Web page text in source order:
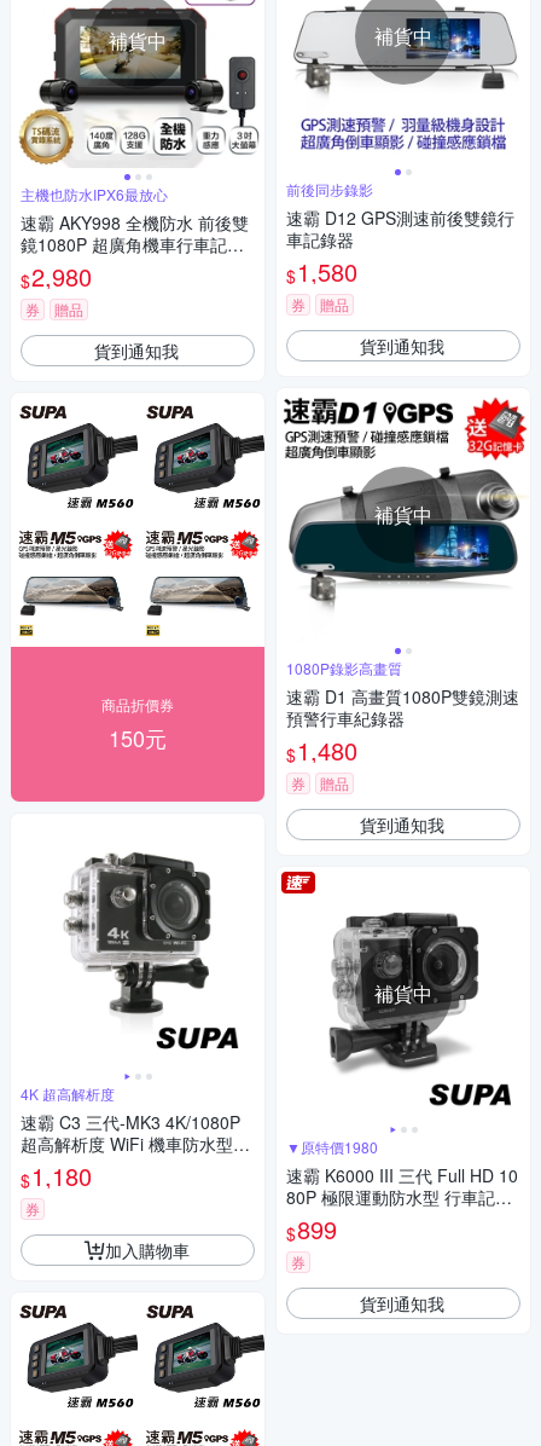
補貨中
主機也防水IPX6最放心
速霸 AKY998 全機防水 前後雙
鏡1080P 超廣角機車行車記錄
器
$2,980
券 贈品
貨到通知我
商品折價券
150元
4K 超高解析度
速霸 C3 三代-MK3 4K/1080P
超高解析度 WiFi 機車防水型行
車紀錄器
$1,180
券
加入購物車
補貨中
前後同步錄影
速霸 D12 GPS測速前後雙鏡行
車記錄器
$1,580
券 贈品
貨到通知我
補貨中
1080P錄影高畫質
速霸 D1 高畫質1080P雙鏡測速
預警行車紀錄器
$1,480
券 贈品
貨到通知我
補貨中
▼原特價1980
速霸 K6000 III 三代 Full HD 10
80P 極限運動防水型 行車記錄
器-急
$899
券
貨到通知我